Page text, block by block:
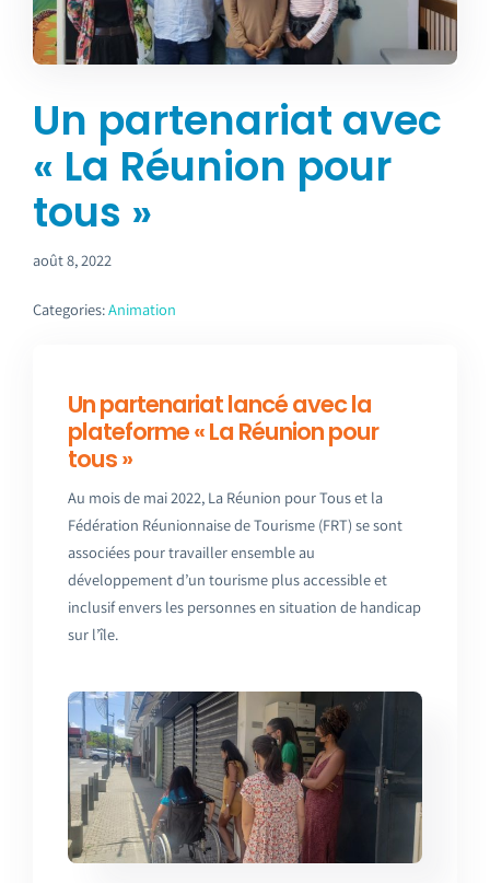
Emploi tourisme
Un partenariat avec
« La Réunion pour
tous »
août 8, 2022
Categories:Animation
Un partenariat lancé avec la
plateforme « La Réunion pour
tous »
Au mois de mai 2022, La Réunion pour Touset la
Fédération Réunionnaise de Tourisme (FRT) se sont
associées pour travailler ensemble au
développement d’un tourisme plus accessible et
inclusif envers les personnes en situation de handicap
sur l’île.